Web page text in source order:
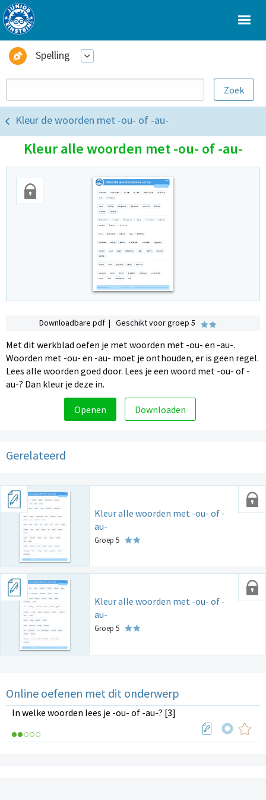
Spelling
Kleur de woorden met -ou- of -au-
Kleur alle woorden met -ou- of -au-
Downloadbare pdf | Geschikt voor groep 5
Met dit werkblad oefen je met woorden met -ou- en -au-.
Woorden met -ou- en -au- moet je onthouden, er is geen regel.
Lees alle woorden goed door. Lees je een woord met -ou- of -
au-? Dan kleur je deze in.
Openen Downloaden
Gerelateerd
Kleur alle woorden met -ou- of -
au-
Groep 5
Kleur alle woorden met -ou- of -
au-
Groep 5
Online oefenen met dit onderwerp
In welke woorden lees je -ou- of -au-? [3]